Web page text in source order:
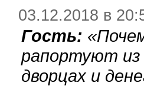
03.12.2018 в
Гость: «
рапортуют из
дворцах и